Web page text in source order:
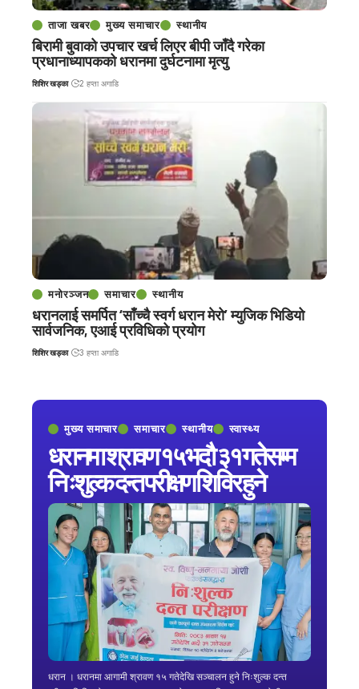
मुख्य समाचार समाचार स्थानीय स्वास्थ्य
धरानमा श्रावण १५ भदौ ३१ गतेसम्म
निःशुल्क दन्त परीक्षण शिविर हुने
धरान । धरानमा आगामी श्रावण १५ गतेदेखि सञ्चालन हुने निःशुल्क दन्त
ताजा खबर मुख्य समाचार स्थानीय
बिरामी बुवाको उपचार खर्च लिएर बीपी जाँदै गरेका
प्रधानाध्यापकको धरानमा दुर्घटनामा मृत्यु
शिशिर खड्का 2 हप्ता अगाडि
मनोरञ्जन समाचार स्थानीय
धरानलाई समर्पित ‘साँच्चै स्वर्ग धरान मेरो’ म्युजिक भिडियो
सार्वजनिक, एआई प्रविधिको प्रयोग
शिशिर खड्का 3 हप्ता अगाडि